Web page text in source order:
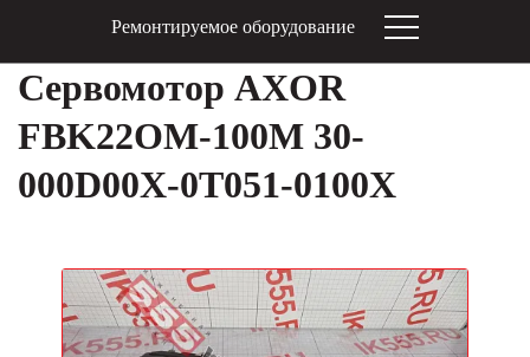
Ремонтируемое оборудование
Сервомотор AXOR
FBK22OM-100M 30-
000D00X-0T051-0100X